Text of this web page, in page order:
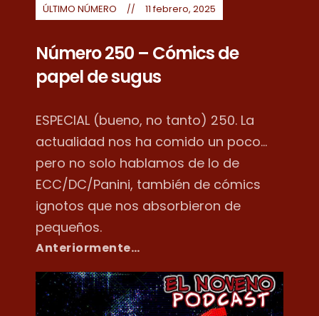
ÚLTIMO NÚMERO 11 febrero, 2025
Número 250 – Cómics de
papel de sugus
ESPECIAL (bueno, no tanto) 250. La
actualidad nos ha comido un poco...
pero no solo hablamos de lo de
ECC/DC/Panini, también de cómics
ignotos que nos absorbieron de
pequeños.
Anteriormente…